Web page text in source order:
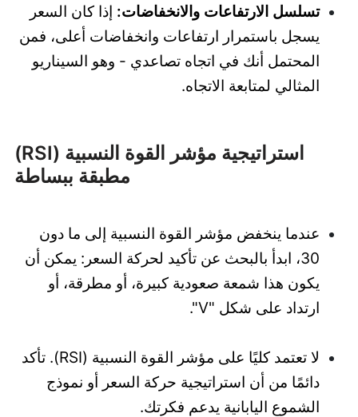
تسلسل الارتفاعات والانخفاضات: إذا كان السعر
يسجل باستمرار ارتفاعات وانخفاضات أعلى، فمن
المحتمل أنك في اتجاه تصاعدي - وهو السيناريو
المثالي لمتابعة الاتجاه.
استراتيجية مؤشر القوة النسبية (RSI)
مطبقة ببساطة
عندما ينخفض مؤشر القوة النسبية إلى ما دون
30، ابدأ بالبحث عن تأكيد لحركة السعر: يمكن أن
يكون هذا شمعة صعودية كبيرة، أو مطرقة، أو
ارتداد على شكل "V".
لا تعتمد كليًا على مؤشر القوة النسبية (RSI). تأكد
دائمًا من أن استراتيجية حركة السعر أو نموذج
الشموع اليابانية يدعم فكرتك.